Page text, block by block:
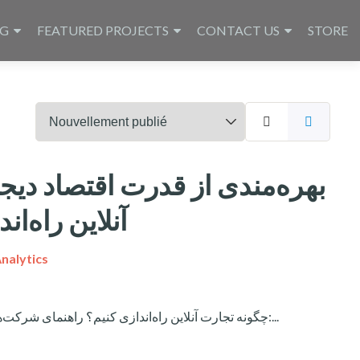
FEATURED PROJECTS CONTACT US STORE
آنلاین
چگونه تجارت آنلاین راه‌اندازی کنیم؟ راهنمای شرکت‌های خرد، کوچک و متوسط به دنیای دیجیتال یادداشت:...